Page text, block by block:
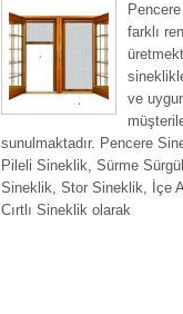
farklı
ve
sunulmaktadır. Pencere
Pileli Sineklik, Sürme
Sineklik, Stor Sineklik, İçe
Cırtlı Sineklik olarak